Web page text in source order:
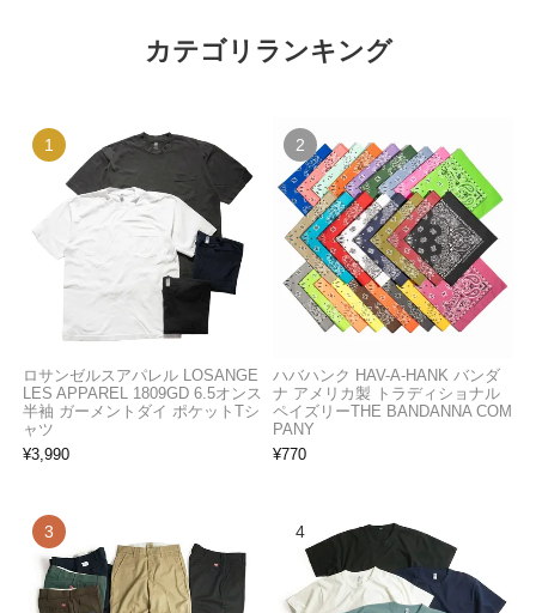
カテゴリランキング
ロサンゼルスアパレル LOSANGE
LES APPAREL 1809GD 6.5オンス
半袖 ガーメントダイ ポケットTシ
ャツ
¥3,990
ハバハンク HAV-A-HANK バンダ
ナ アメリカ製 トラディショナル
ペイズリーTHE BANDANNA COM
PANY
¥770